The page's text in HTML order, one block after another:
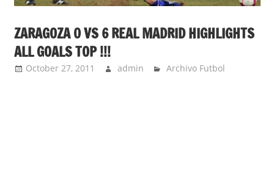
ZARAGOZA 0 VS 6 REAL MADRID HIGHLIGHTS
ALL GOALS TOP !!!
October 27, 2011 admin Archivo Futbol